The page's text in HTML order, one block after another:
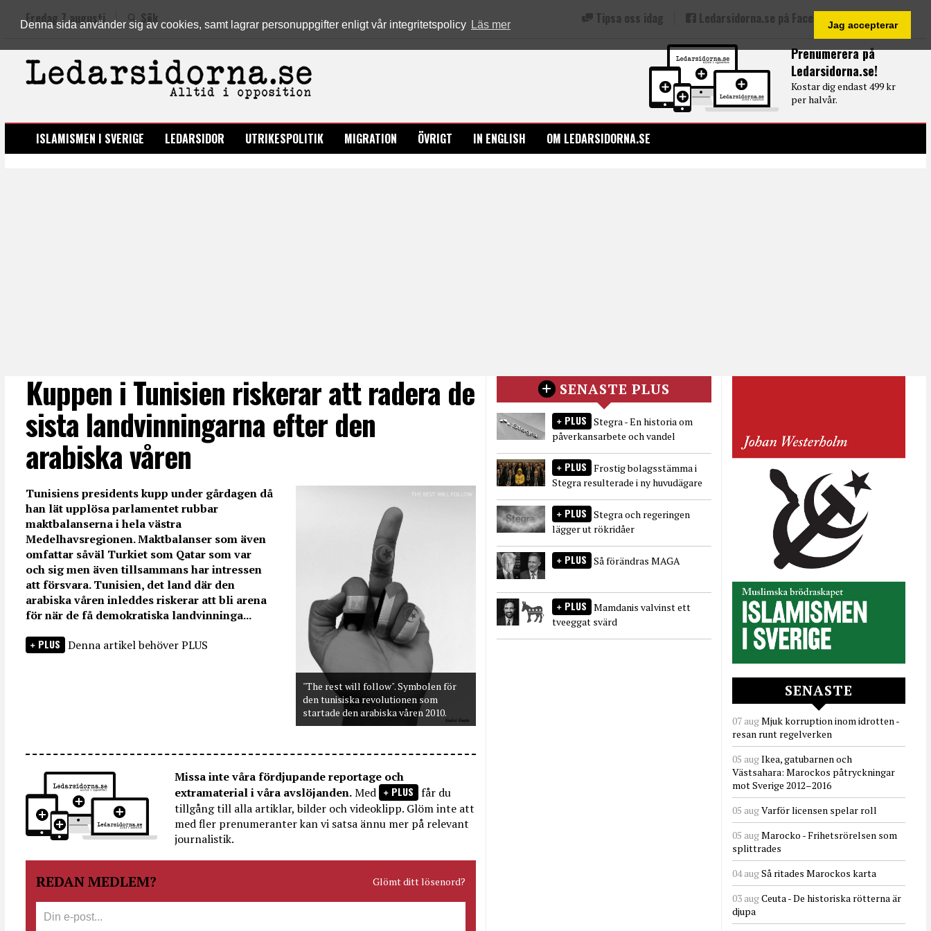
Denna sida använder sig av cookies, samt lagrar personuppgifter enligt vår integritetspolicy Läs mer Jag accepterar
Prenumerera på
Ledarsidorna.se!
Kostar dig endast 499 kr
per halvår.
Fredag 7 augusti Sök Tipsa oss idag Ledarsidorna.se på Facebook
LEDARSIDORNA.SE
ISLAMISMEN I SVERIGE LEDARSIDOR UTRIKESPOLITIK MIGRATION ÖVRIGT IN ENGLISH OM LEDARSIDORNA.SE
Kuppen i Tunisien riskerar att radera de
sista landvinningarna efter den
arabiska våren
"The rest will follow". Symbolen för
den tunisiska revolutionen som
startade den arabiska våren 2010.
Tunisiens presidents kupp under gårdagen då
han lät upplösa parlamentet rubbar
maktbalanserna i hela västra
Medelhavsregionen. Maktbalanser som även
omfattar såväl Turkiet som Qatar som var
och sig men även tillsammans har intressen
att försvara. Tunisien, det land där den
arabiska våren inleddes riskerar att bli arena
för när de få demokratiska landvinninga...
PLUS Denna artikel behöver PLUS
Missa inte våra fördjupande reportage och
extramaterial i våra avslöjanden.Med PLUS får du
tillgång till alla artiklar, bilder och videoklipp. Glöm inte att
med fler prenumeranter kan vi satsa ännu mer på relevant
journalistik.
REDAN MEDLEM? Glömt ditt lösenord?
SENASTE PLUS
PLUS Stegra - En historia om
påverkansarbete och vandel
PLUS Frostig bolagsstämma i
Stegra resulterade i ny huvudägare
PLUS Stegra och regeringen
lägger ut rökridåer
PLUS Så förändras MAGA
PLUS Mamdanis valvinst ett
tveeggat svärd
SENASTE
07 augMjuk korruption inom idrotten -
resan runt regelverken
05 augIkea, gatubarnen och
Västsahara: Marockos påtryckningar
mot Sverige 2012–2016
05 augVarför licensen spelar roll
05 augMarocko - Frihetsrörelsen som
splittrades
04 augSå ritades Marockos karta
03 augCeuta - De historiska rötterna är
djupa